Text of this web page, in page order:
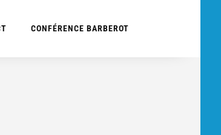
CONFÉRENCE BARBEROT